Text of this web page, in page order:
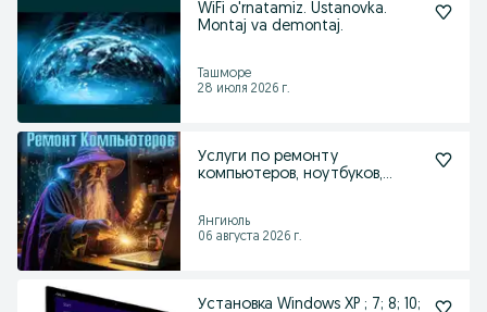
WiFi o'rnatamiz. Ustanovka.
Montaj va demontaj.
Ташморе
28 июля 2026 г.
Услуги по ремонту
компьютеров, ноутбуков,
Янгиюль
06 августа 2026 г.
Установка Windows XP ; 7; 8; 10;